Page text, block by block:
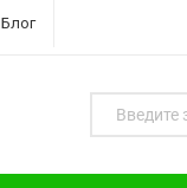
Блог